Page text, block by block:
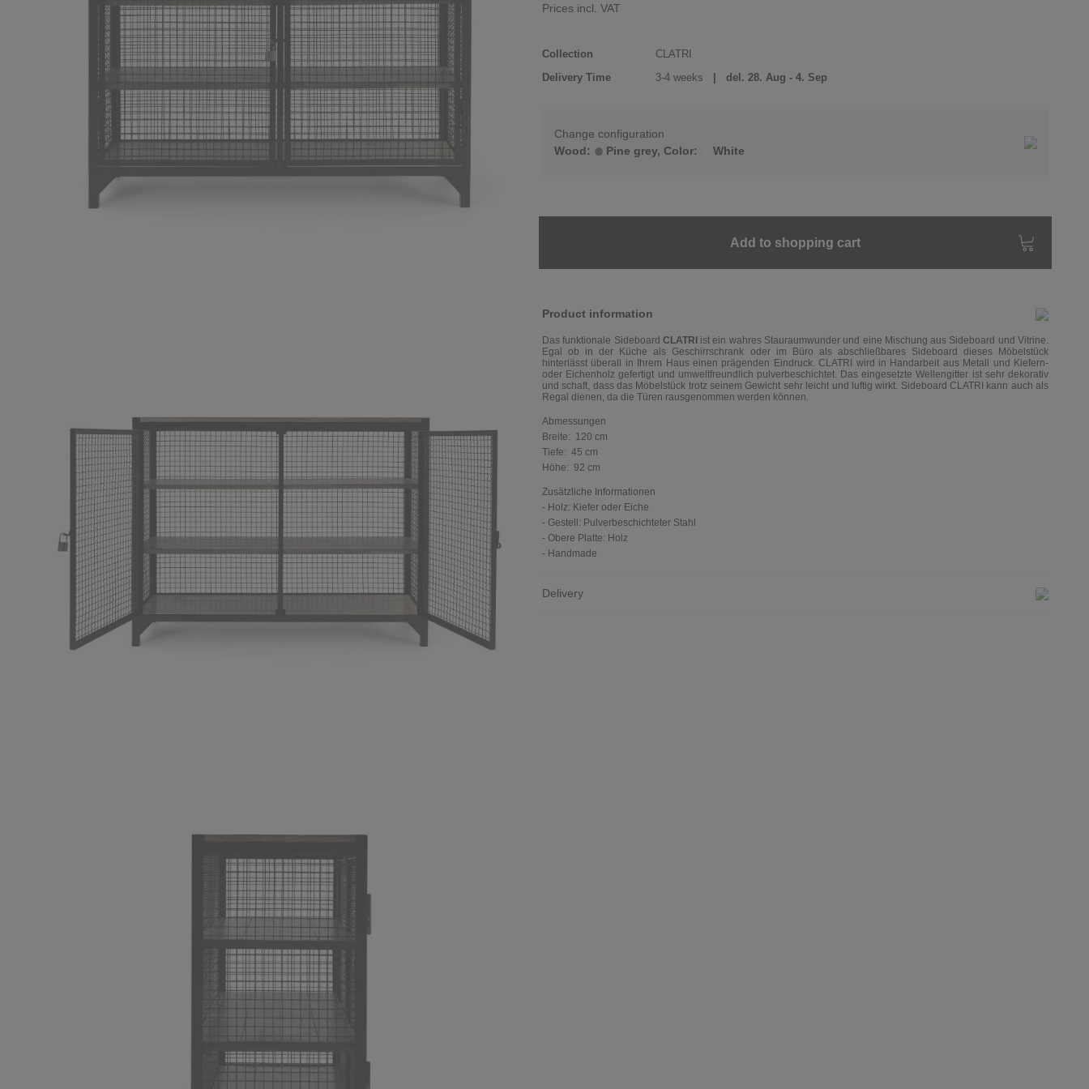
Prices incl. VAT
Collection
CLATRI
Delivery Time
3-4 weeks | del. 28. Aug - 4. Sep
Change configuration
Wood:
Pine grey, Color: White
Add to shopping cart
Product information
Das funktionale Sideboard CLATRI ist ein wahres Stauraumwunder und eine Mischung aus Sideboard und Vitrine.
Egal ob in der Küche als Geschirrschrank oder im Büro als abschließbares Sideboard dieses Möbelstück
hinterlässt überall in Ihrem Haus einen prägenden Eindruck. CLATRI wird in Handarbeit aus Metall und Kiefern-
oder Eichenholz gefertigt und umweltfreundlich pulverbeschichtet. Das eingesetzte Wellengitter ist sehr dekorativ
und schaft, dass das Möbelstück trotz seinem Gewicht sehr leicht und luftig wirkt. Sideboard CLATRI kann auch als
Regal dienen, da die Türen rausgenommen werden können.
Abmessungen
Breite: 120 cm
Tiefe: 45 cm
Höhe: 92 cm
Zusätzliche Informationen
- Holz: Kiefer oder Eiche
- Gestell: Pulverbeschichteter Stahl
- Obere Platte: Holz
- Handmade
Delivery